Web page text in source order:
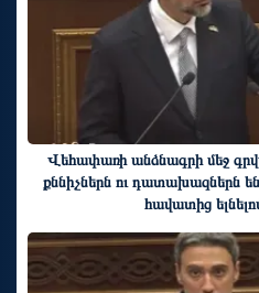
Վեհափառի անձնագրի մեջ
քննիչներն ու դատախազներն
հավատից